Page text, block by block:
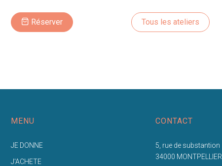
Réserver Tous les ateliers
MENU
JE DONNE
J'ACHETE
CONTACT
5, rue de substantion
34000 MONTPELLIER